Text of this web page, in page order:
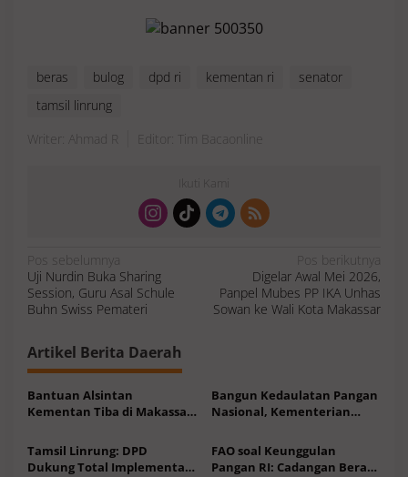
beras bulog dpd ri kementan ri
senator
tamsil linrung
Writer: Ahmad R
Editor: Tim Bacaonline
v
i
g
a
s
o
s
Pos sebelumnya
Uji Nurdin Buka Sharing
Session, Guru Asal Schule
Buhn Swiss Pemateri
Pos berikutnya
Digelar Awal Mei 2026,
Panpel Mubes PP IKA Unhas
Sowan ke Wali Kota Makassar
Artikel Berita Daerah
Bantuan Alsintan
Kementan Tiba di Makassar,
Hasil Panen
Bangun Kedaulatan Pangan
Nasional, Kementerian
jadi LP2B
Tamsil Linrung: DPD
Dukung Total Implementasi
FAO soal Keunggulan
Pangan RI: Cadangan Beras